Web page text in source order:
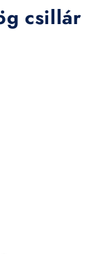
csillár